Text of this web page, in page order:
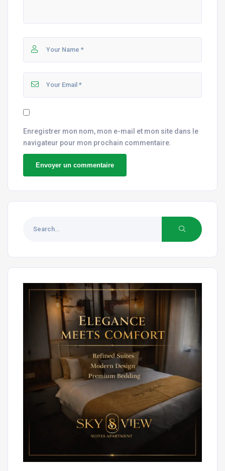
Enregistrer mon nom, mon e-mail et mon site dans le
navigateur pour mon prochain commentaire.